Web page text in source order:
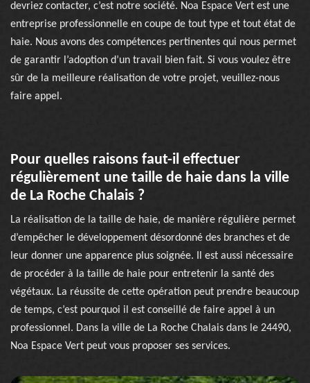
devriez contacter, c’est notre société. Noa Espace Vert est une
entreprise professionnelle en coupe de tout type et tout état de
haie. Nous avons des compétences pertinentes qui nous permet
de garantir l’adoption d’un travail bien fait. Si vous voulez être
sûr de la meilleure réalisation de votre projet, veuillez-nous
faire appel.
Pour quelles raisons faut-il effectuer
régulièrement une taille de haie dans la ville
de La Roche Chalais ?
La réalisation de la taille de haie, de manière régulière permet
d’empêcher le développement désordonné des branches et de
leur donner une apparence plus soignée. Il est aussi nécessaire
de procéder à la taille de haie pour entretenir la santé des
végétaux. La réussite de cette opération peut prendre beaucoup
de temps, c’est pourquoi il est conseillé de faire appel à un
professionnel. Dans la ville de La Roche Chalais dans le 24490,
Noa Espace Vert peut vous proposer ses services.